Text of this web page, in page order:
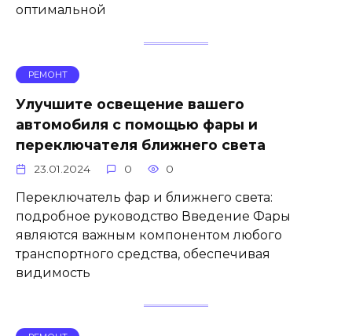
оптимальной
РЕМОНТ
Улучшите освещение вашего
автомобиля с помощью фары и
переключателя ближнего света
23.01.2024 0 0
Переключатель фар и ближнего света:
подробное руководство Введение Фары
являются важным компонентом любого
транспортного средства, обеспечивая
видимость